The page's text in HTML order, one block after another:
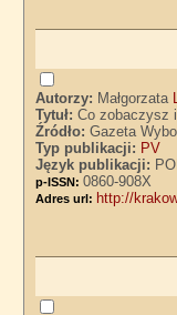
Autorzy: Małgorzata
Tytuł:Co zobaczysz
Źródło:Gazeta
Typ publikacji: PV
Język publikacji:
p-ISSN:0860-908X
Adres url: http://